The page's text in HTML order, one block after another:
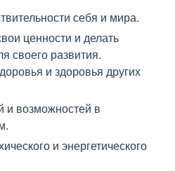
себя и мира.
ценности и делать
своего развития.
и здоровья других
и возможностей в
и энергетического